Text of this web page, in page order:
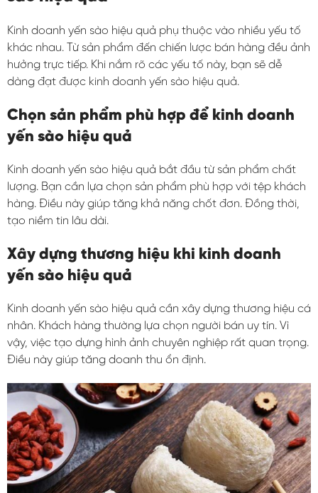
Kinh doanh yến sào hiệu quả phụ thuộc vào nhiều yếu tố
khác nhau. Từ sản phẩm đến chiến lược bán hàng đều ảnh
hưởng trực tiếp. Khi nắm rõ các yếu tố này, bạn sẽ dễ
dàng đạt được kinh doanh yến sào hiệu quả.
Chọn sản phẩm phù hợp để kinh doanh
yến sào hiệu quả
Kinh doanh yến sào hiệu quả bắt đầu từ sản phẩm chất
lượng. Bạn cần lựa chọn sản phẩm phù hợp với tệp khách
hàng. Điều này giúp tăng khả năng chốt đơn. Đồng thời,
tạo niềm tin lâu dài.
Xây dựng thương hiệu khi kinh doanh
yến sào hiệu quả
Kinh doanh yến sào hiệu quả cần xây dựng thương hiệu cá
nhân. Khách hàng thường lựa chọn người bán uy tín. Vì
vậy, việc tạo dựng hình ảnh chuyên nghiệp rất quan trọng.
Điều này giúp tăng doanh thu ổn định.